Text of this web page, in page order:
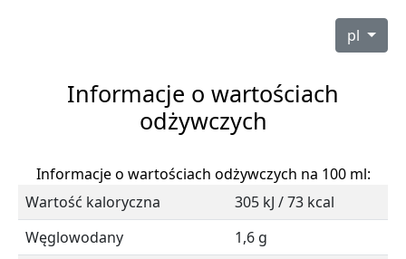
pl
Informacje o wartościach
odżywczych
Informacje o wartościach odżywczych na 100 ml:
Wartość kaloryczna
305 kJ / 73 kcal
Węglowodany
1,6 g